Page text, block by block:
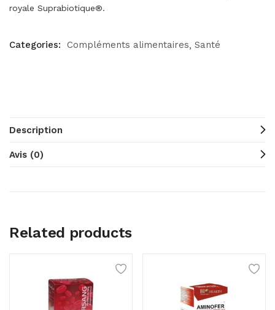
royale Suprabiotique®.
Categories: Compléments alimentaires Santé
Description
Avis (0)
Related products